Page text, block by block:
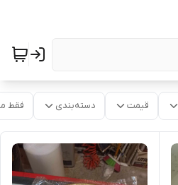
قیمت دسته‌بندی فقط